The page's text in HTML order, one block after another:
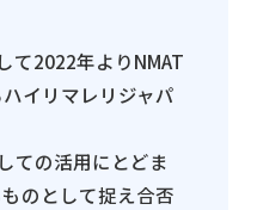
て2022年よりNMAT
イリマレリジャパ
ての活用にとどま
のとして捉え合否